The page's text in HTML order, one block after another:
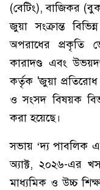
(বেটিং), বাজিকর
জুয়া সংক্রান্ত
অপরাধের প্রকৃতি
কারাদণ্ড এবং
কর্তৃক 'জুয়া
ও সংসদ বিষয়ক
করা হয়েছে।
সভায় ‘দ্য পাবলিক
অ্যাক্ট, ২০২৬-এর
মাধ্যমিক ও উচ্চ